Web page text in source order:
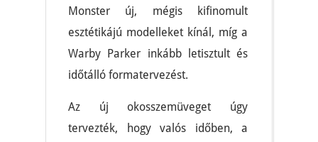
Monster új, mégis kifinomult
esztétikájú modelleket kínál, míg a
Warby Parker inkább letisztult és
időtálló formatervezést.
Az új okosszemüveget úgy
tervezték, hogy valós időben, a